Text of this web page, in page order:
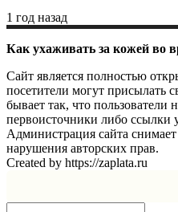
1 год назад
Как ухаживать за кожей во
Сайт является полностью
посетители могут присылать
бывает так, что пользователи
первоисточники либо ссылки
Администрация сайта снимает
нарушения авторских прав.
Created by https://zaplata.ru